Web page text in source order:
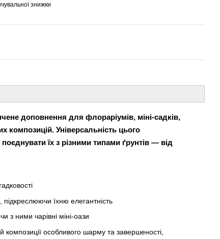
знижки
доповнення для флораріумів, міні-садків,
композицій. Універсальність цього
їх з різними типами ґрунтів — від
підкреслюючи їхню елегантність
з ними чарівні міні-оази
композиції особливого шарму та завершеності,